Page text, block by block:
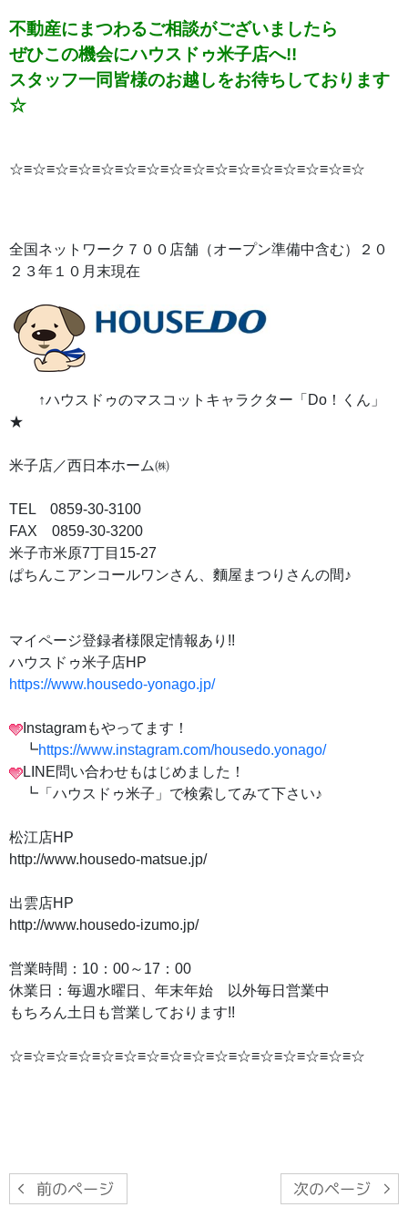
不動産にまつわるご相談がございましたら
ぜひこの機会にハウスドゥ米子店へ!!
スタッフ一同皆様のお越しをお待ちしております
☆
☆≡☆≡☆≡☆≡☆≡☆≡☆≡☆≡☆≡☆≡☆≡☆≡☆≡☆≡☆≡☆
全国ネットワーク７００店舗（オープン準備中含む）２０
２３年１０月末現在
↑ハウスドゥのマスコットキャラクター「Do！くん」
★
米子店／西日本ホーム㈱
TEL 0859-30-3100
FAX 0859-30-3200
米子市米原7丁目15-27
ぱちんこアンコールワンさん、麵屋まつりさんの間♪
マイページ登録者様限定情報あり!!
ハウスドゥ米子店HP
https://www.housedo-yonago.jp/
Instagramもやってます！
┗https://www.instagram.com/housedo.yonago/
LINE問い合わせもはじめました！
┗「ハウスドゥ米子」で検索してみて下さい♪
松江店HP
http://www.housedo-matsue.jp/
出雲店HP
http://www.housedo-izumo.jp/
営業時間：10：00～17：00
休業日：毎週水曜日、年末年始 以外毎日営業中
もちろん土日も営業しております!!
☆≡☆≡☆≡☆≡☆≡☆≡☆≡☆≡☆≡☆≡☆≡☆≡☆≡☆≡☆≡☆